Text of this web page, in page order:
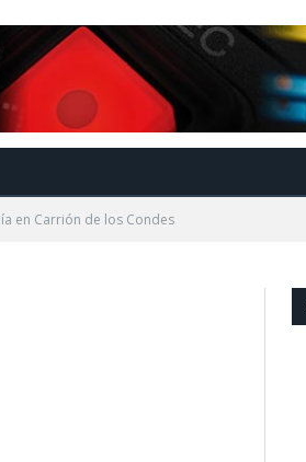
en Carrión de los Condes